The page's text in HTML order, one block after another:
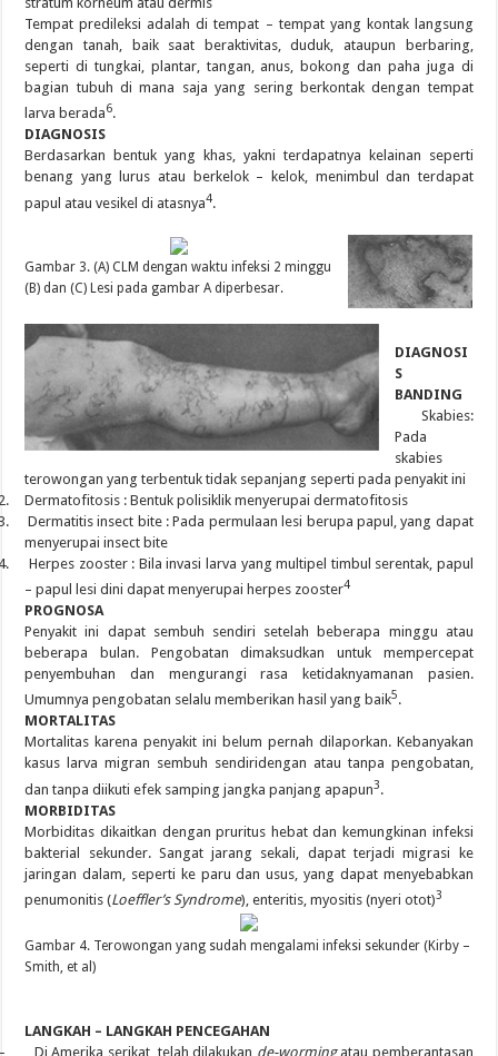
Tempat predileksi adalah di tempat – tempat yang kontak langsung
dengan tanah, baik saat beraktivitas, duduk, ataupun berbaring,
seperti di tungkai, plantar, tangan, anus, bokong dan paha juga di
bagian tubuh di mana saja yang sering berkontak dengan tempat
larva berada6.
DIAGNOSIS
Berdasarkan bentuk yang khas, yakni terdapatnya kelainan seperti
benang yang lurus atau berkelok – kelok, menimbul dan terdapat
papul atau vesikel di atasnya4.
Gambar 3. (A) CLM dengan waktu infeksi 2 minggu
(B) dan (C) Lesi pada gambar A diperbesar.
DIAGNOSI
S
BANDING
1.
Skabies:
Pada
skabies
terowongan yang terbentuk tidak sepanjang seperti pada penyakit ini
Dermatofitosis : Bentuk polisiklik menyerupai dermatofitosis
Dermatitis insect bite : Pada permulaan lesi berupa papul, yang dapat
menyerupai insect bite
Herpes zooster : Bila invasi larva yang multipel timbul serentak, papul
– papul lesi dini dapat menyerupai herpes zooster4
PROGNOSA
Penyakit ini dapat sembuh sendiri setelah beberapa minggu atau
beberapa bulan. Pengobatan dimaksudkan untuk mempercepat
penyembuhan dan mengurangi rasa ketidaknyamanan pasien.
Umumnya pengobatan selalu memberikan hasil yang baik5.
MORTALITAS
Mortalitas karena penyakit ini belum pernah dilaporkan. Kebanyakan
kasus larva migran sembuh sendiridengan atau tanpa pengobatan,
dan tanpa diikuti efek samping jangka panjang apapun3.
MORBIDITAS
Morbiditas dikaitkan dengan pruritus hebat dan kemungkinan infeksi
bakterial sekunder. Sangat jarang sekali, dapat terjadi migrasi ke
jaringan dalam, seperti ke paru dan usus, yang dapat menyebabkan
penumonitis (Loeffler’s Syndrome), enteritis, myositis (nyeri otot)3
Gambar 4. Terowongan yang sudah mengalami infeksi sekunder (Kirby –
Smith, et al)
LANGKAH – LANGKAH PENCEGAHAN
Di Amerika serikat, telah dilakukan de-wormingatau pemberantasan